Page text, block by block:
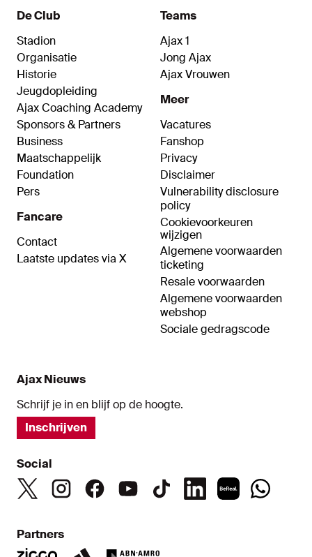
De Club
Stadion
Organisatie
Historie
Jeugdopleiding
Ajax Coaching Academy
Sponsors & Partners
Business
Maatschappelijk
Foundation
Pers
Fancare
Contact
Laatste updates via X
Teams
Ajax 1
Jong Ajax
Ajax Vrouwen
Meer
Vacatures
Fanshop
Privacy
Disclaimer
Vulnerability disclosure
policy
Cookievoorkeuren
wijzigen
Algemene voorwaarden
ticketing
Resale voorwaarden
Algemene voorwaarden
webshop
Sociale gedragscode
Ajax Nieuws
Schrijf je in en blijf op de hoogte.
Inschrijven
Social
Partners